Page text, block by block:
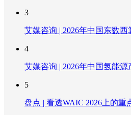
3
艾媒咨询 | 2026年中国东数
4
艾媒咨询 | 2026年中国氢能
5
盘点 | 看透WAIC 2026上的